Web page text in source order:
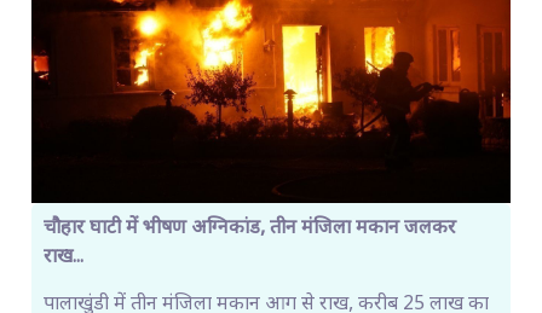
चौहार घाटी में भीषण अग्निकांड, तीन मंजिला मकान जलकर
राख...
पालाखुंडी में तीन मंजिला मकान आग से राख, करीब 25 लाख का